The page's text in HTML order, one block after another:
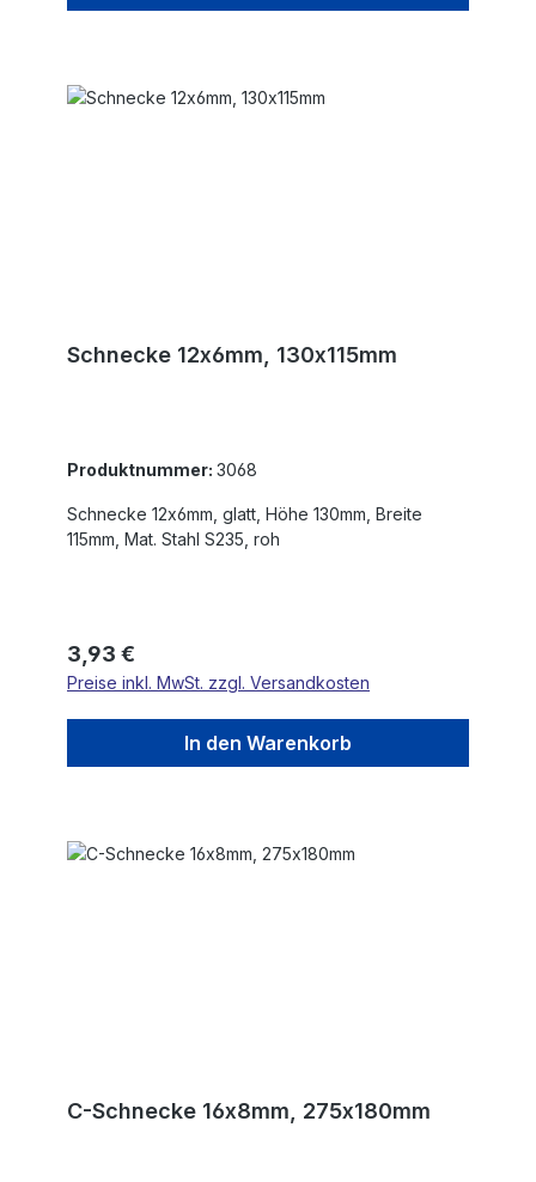
Schnecke 12x6mm, 130x115mm
Produktnummer: 3068
Schnecke 12x6mm, glatt, Höhe 130mm, Breite
115mm, Mat. Stahl S235, roh
Regulärer Preis:
3,93 €
Preise inkl. MwSt. zzgl. Versandkosten
In den Warenkorb
C-Schnecke 16x8mm, 275x180mm